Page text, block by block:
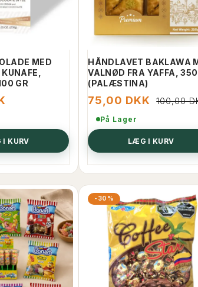
MED
GR
KURV
HÅNDLAVET BAKLAWA
VALNØD FRA YAFFA,
(PALÆSTINA)
75,00 DKK 100,00
På Lager
LÆG I KURV
-30%